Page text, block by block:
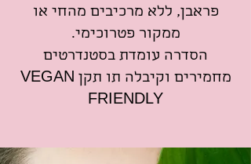
פראבן, ללא מרכיבים מהחי או
ממקור פטרוכימי.
הסדרה עומדת בסטנדרטים
מחמירים וקיבלה תו תקן VEGAN
FRIENDLY